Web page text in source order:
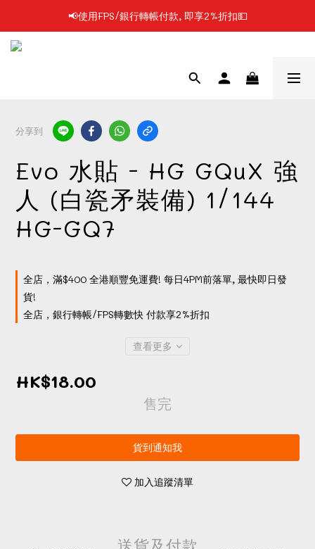
📢凡購物滿$199 順豐自提點免運費📦📦
📢使用FPS/銀行轉帳付款, 即享2%折扣💵
分享到
Evo 水貼 - HG GQuX 強
人 (白瓷矛裝備) 1/144
HG-GQ7
全店，滿$400 全港順豐免運費! 每日4PM前落單, 最快即日發
貨!
全店，銀行轉帳/FPS轉數快 付款享2%折扣
查看更多
HK$18.00
售完
貨到通知我
加入追蹤清單
送貨及付款